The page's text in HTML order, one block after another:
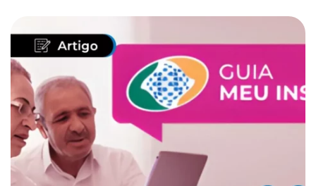
benefícios
crédito fácil
últimas notícias
ferramentas